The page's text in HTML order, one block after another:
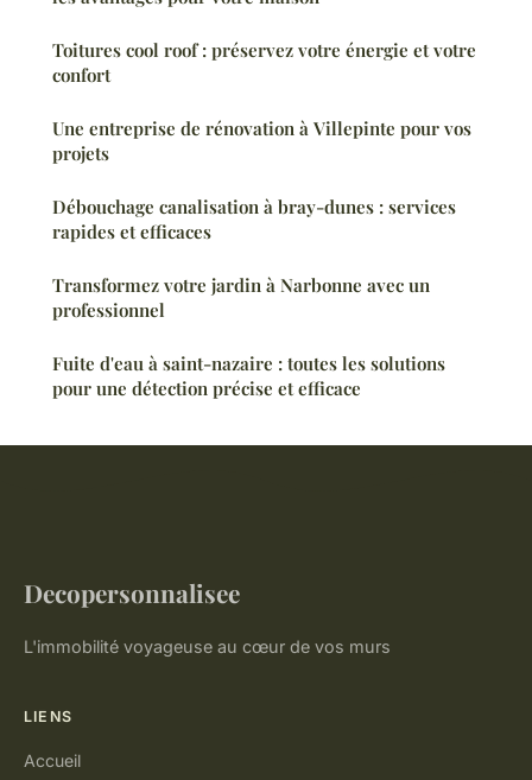
Toitures cool roof : préservez votre énergie et votre
confort
Une entreprise de rénovation à Villepinte pour vos
projets
Débouchage canalisation à bray-dunes : services
rapides et efficaces
Transformez votre jardin à Narbonne avec un
professionnel
Fuite d'eau à saint-nazaire : toutes les solutions
pour une détection précise et efficace
Decopersonnalisee
L'immobilité voyageuse au cœur de vos murs
LIENS
Accueil